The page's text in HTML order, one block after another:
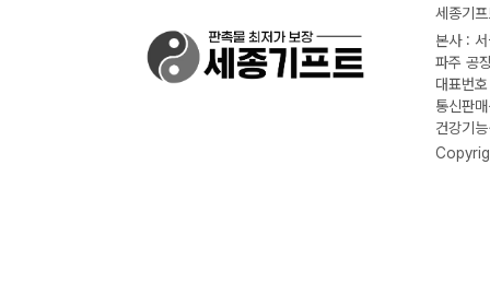
세종기
본사 :
파주 공
대표번
통신판
건강기